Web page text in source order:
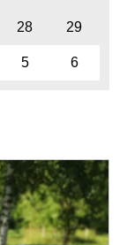
28 29
5 6